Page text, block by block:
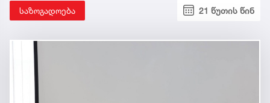
საზოგადოება 21 წუთის წინ